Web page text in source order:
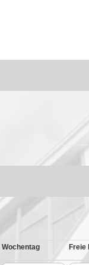
Wochentag Freie